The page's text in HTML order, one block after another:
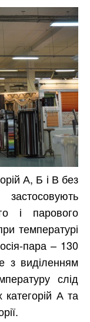
А, Б і В без
і парового
температурі
пара – 130
з виділенням
слід
А та